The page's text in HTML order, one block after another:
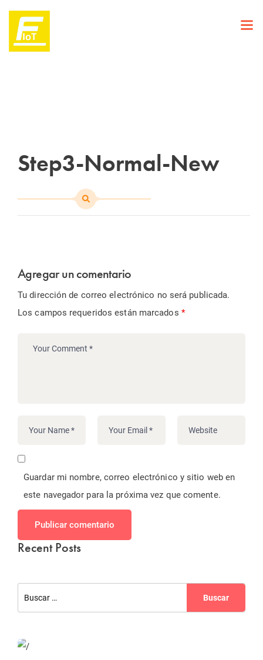
Step3-Normal-New
Agregar un comentario
Tu dirección de correo electrónico no será publicada.
Los campos requeridos están marcados *
Guardar mi nombre, correo electrónico y sitio web en
este navegador para la próxima vez que comente.
Publicar comentario
Recent Posts